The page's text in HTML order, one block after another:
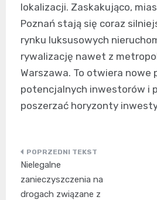
lokalizacji. Zaskakująco,
Poznań stają się coraz
rynku luksusowych
rywalizację nawet z
Warszawa. To otwiera nowe
potencjalnych inwestorów i
poszerzać horyzonty
Nawigacja
wpisu
Nielegalne
zanieczyszczenia na
drogach związane z